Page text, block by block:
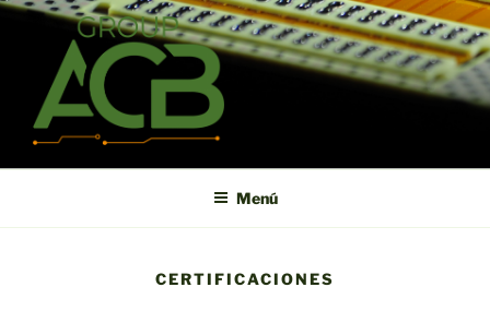
Saltar
contenido
ACB
Menú
CERTIFICACIONES